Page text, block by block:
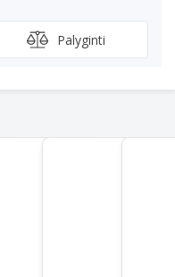
Palyginti